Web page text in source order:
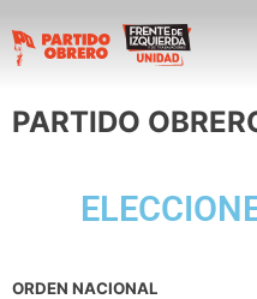
PARTIDO
ORDEN NACIONAL